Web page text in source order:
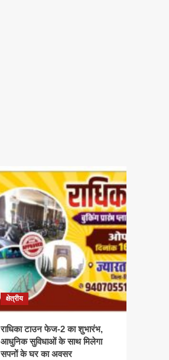
क्षेत्रीय
राधिका टाउन फेज-2 का शुभारंभ,
आधुनिक सुविधाओं के साथ मिलेगा
सपनों के घर का अवसर